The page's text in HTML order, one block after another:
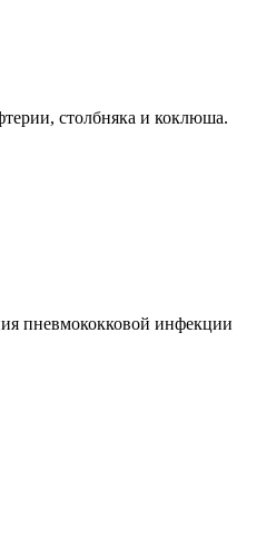
столбняка и коклюша.
пневмококковой инфекции